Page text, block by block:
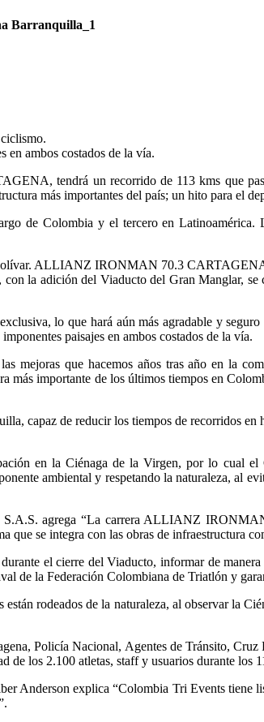
en ambos costados de la vía.
tendrá un recorrido de 113 kms que
más importantes del país; un hito para el
de Colombia y el tercero en
ALLIANZ IRONMAN 70.3
la adición del Viaducto del Gran Manglar,
lo que hará aún más agradable y
paisajes en ambos costados de la vía.
mejoras que hacemos años tras año en la
importante de los últimos tiempos en
capaz de reducir los tiempos de recorridos
en la Ciénaga de la Virgen, por lo cual el
ambiental y respetando la naturaleza, al
S.A.S. agrega “La carrera ALLIANZ
que se integra con las obras de infraestructura
el cierre del Viaducto, informar de
de la Federación Colombiana de Triatlón y
rodeados de la naturaleza, al observar la
Policía Nacional, Agentes de Tránsito,
de los 2.100 atletas, staff y usuarios durante los
Anderson explica “Colombia Tri Events tiene